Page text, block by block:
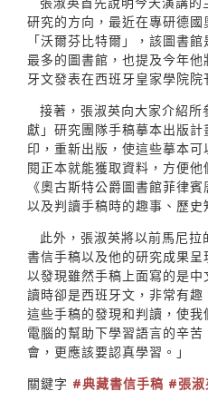
研究的方向，最近在專研德
「沃爾芬比特爾」，該圖書
最多的圖書館，也提及今年
牙文發表在西班牙皇家學院院
接著，張淑英向大家介紹
獻」研究團隊手稿摹本出版
印，重新出版，使這些摹本
閱正本就能獲取資料，方便
《奧古斯特公爵圖書館菲律
以及判讀手稿時的趣事、歷史
此外，張淑英將以前馬尼
書信手稿以及他的研究成果
以發現雖然手稿上面寫的是
讀時卻是西班牙文，非常有
這些手稿的發現和判讀，使
電腦的幫助下學習語言的辛
會，更應該要認真學習。」
關鍵字 #典藏書信手稿 #張淑